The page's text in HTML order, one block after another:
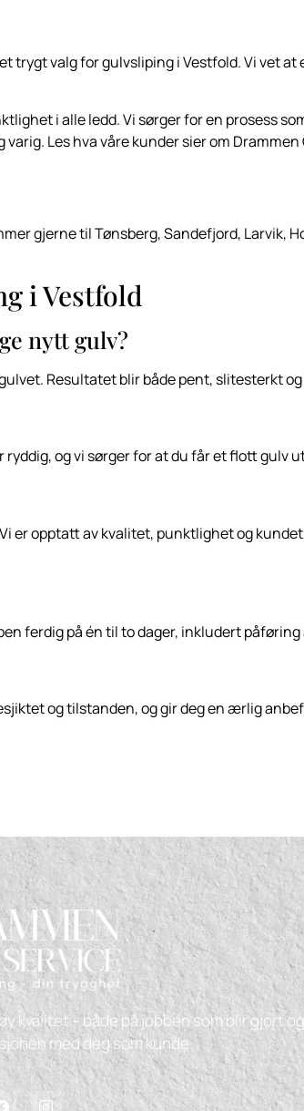
trygt valg for gulvsliping i Vestfold. Vi vet at
i alle ledd. Vi sørger for en prosess
Les hva våre kunder sier om
gjerne til Tønsberg, Sandefjord, Larvik,
i Vestfold
nytt gulv?
Resultatet blir både pent, slitesterkt
og vi sørger for at du får et flott gulv
er opptatt av kvalitet, punktlighet og
ferdig på én til to dager, inkludert påføring
og tilstanden, og gir deg en ærlig
kvalitet – både på jobben som blir gjort og
med deg som kunde.